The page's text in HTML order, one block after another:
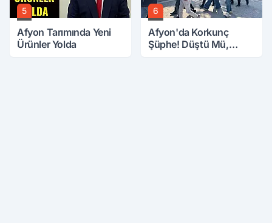
5
Afyon Tarımında Yeni
Ürünler Yolda
6
Afyon'da Korkunç
Şüphe! Düştü Mü,